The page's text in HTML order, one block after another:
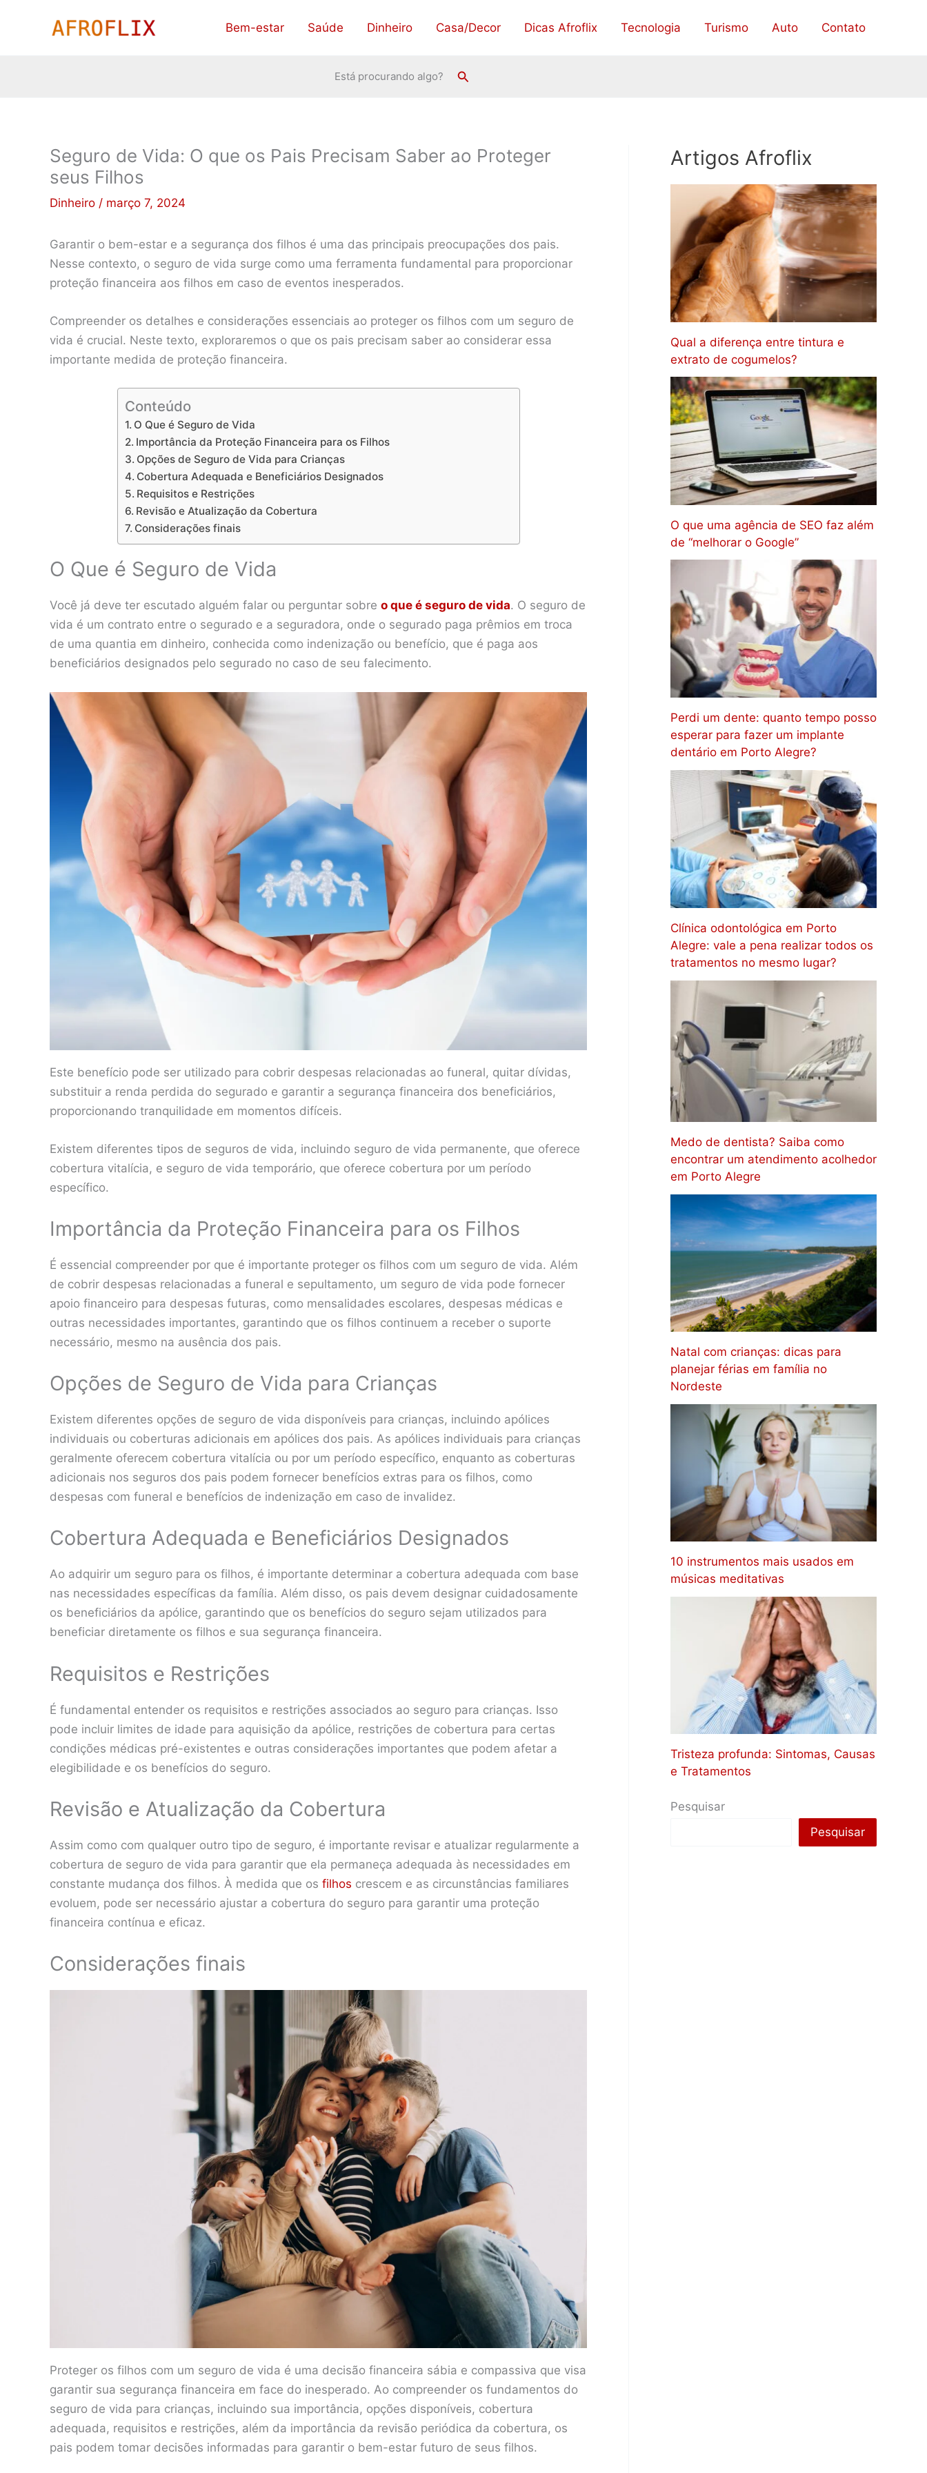
Bem-estar Saúde Dinheiro Casa/Decor Dicas Afroflix Tecnologia Turismo Auto Contato
Está procurando algo? Pesquisar
Seguro de Vida: O que os Pais Precisam Saber ao Proteger
seus Filhos
Dinheiro / março 7, 2024
Garantir o bem-estar e a segurança dos filhos é uma das principais preocupações dos pais.
Nesse contexto, o seguro de vida surge como uma ferramenta fundamental para proporcionar
proteção financeira aos filhos em caso de eventos inesperados.
Compreender os detalhes e considerações essenciais ao proteger os filhos com um seguro de
vida é crucial. Neste texto, exploraremos o que os pais precisam saber ao considerar essa
importante medida de proteção financeira.
Conteúdo
O Que é Seguro de Vida
Importância da Proteção Financeira para os Filhos
Opções de Seguro de Vida para Crianças
Cobertura Adequada e Beneficiários Designados
Requisitos e Restrições
Revisão e Atualização da Cobertura
Considerações finais
O Que é Seguro de Vida
Você já deve ter escutado alguém falar ou perguntar sobre o que é seguro de vida. O seguro de
vida é um contrato entre o segurado e a seguradora, onde o segurado paga prêmios em troca
de uma quantia em dinheiro, conhecida como indenização ou benefício, que é paga aos
beneficiários designados pelo segurado no caso de seu falecimento.
Este benefício pode ser utilizado para cobrir despesas relacionadas ao funeral, quitar dívidas,
substituir a renda perdida do segurado e garantir a segurança financeira dos beneficiários,
proporcionando tranquilidade em momentos difíceis.
Existem diferentes tipos de seguros de vida, incluindo seguro de vida permanente, que oferece
cobertura vitalícia, e seguro de vida temporário, que oferece cobertura por um período
específico.
Importância da Proteção Financeira para os Filhos
É essencial compreender por que é importante proteger os filhos com um seguro de vida. Além
de cobrir despesas relacionadas a funeral e sepultamento, um seguro de vida pode fornecer
apoio financeiro para despesas futuras, como mensalidades escolares, despesas médicas e
outras necessidades importantes, garantindo que os filhos continuem a receber o suporte
necessário, mesmo na ausência dos pais.
Opções de Seguro de Vida para Crianças
Existem diferentes opções de seguro de vida disponíveis para crianças, incluindo apólices
individuais ou coberturas adicionais em apólices dos pais. As apólices individuais para crianças
geralmente oferecem cobertura vitalícia ou por um período específico, enquanto as coberturas
adicionais nos seguros dos pais podem fornecer benefícios extras para os filhos, como
despesas com funeral e benefícios de indenização em caso de invalidez.
Cobertura Adequada e Beneficiários Designados
Ao adquirir um seguro para os filhos, é importante determinar a cobertura adequada com base
nas necessidades específicas da família. Além disso, os pais devem designar cuidadosamente
os beneficiários da apólice, garantindo que os benefícios do seguro sejam utilizados para
beneficiar diretamente os filhos e sua segurança financeira.
Requisitos e Restrições
É fundamental entender os requisitos e restrições associados ao seguro para crianças. Isso
pode incluir limites de idade para aquisição da apólice, restrições de cobertura para certas
condições médicas pré-existentes e outras considerações importantes que podem afetar a
elegibilidade e os benefícios do seguro.
Revisão e Atualização da Cobertura
Assim como com qualquer outro tipo de seguro, é importante revisar e atualizar regularmente a
cobertura de seguro de vida para garantir que ela permaneça adequada às necessidades em
constante mudança dos filhos. À medida que os filhos crescem e as circunstâncias familiares
evoluem, pode ser necessário ajustar a cobertura do seguro para garantir uma proteção
financeira contínua e eficaz.
Considerações finais
Proteger os filhos com um seguro de vida é uma decisão financeira sábia e compassiva que visa
garantir sua segurança financeira em face do inesperado. Ao compreender os fundamentos do
seguro de vida para crianças, incluindo sua importância, opções disponíveis, cobertura
adequada, requisitos e restrições, além da importância da revisão periódica da cobertura, os
pais podem tomar decisões informadas para garantir o bem-estar futuro de seus filhos.
Artigos Afroflix
Qual a diferença entre tintura e
extrato de cogumelos?
O que uma agência de SEO faz além
de “melhorar o Google”
Perdi um dente: quanto tempo posso
esperar para fazer um implante
dentário em Porto Alegre?
Clínica odontológica em Porto
Alegre: vale a pena realizar todos os
tratamentos no mesmo lugar?
Medo de dentista? Saiba como
encontrar um atendimento acolhedor
em Porto Alegre
Natal com crianças: dicas para
planejar férias em família no
Nordeste
10 instrumentos mais usados em
músicas meditativas
Tristeza profunda: Sintomas, Causas
e Tratamentos
Pesquisar
Pesquisar